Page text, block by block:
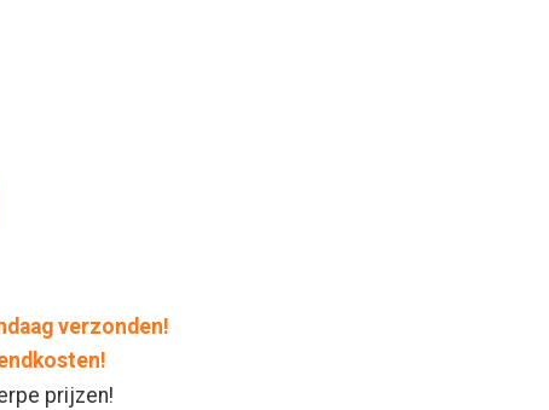
verzonden!
prijzen!